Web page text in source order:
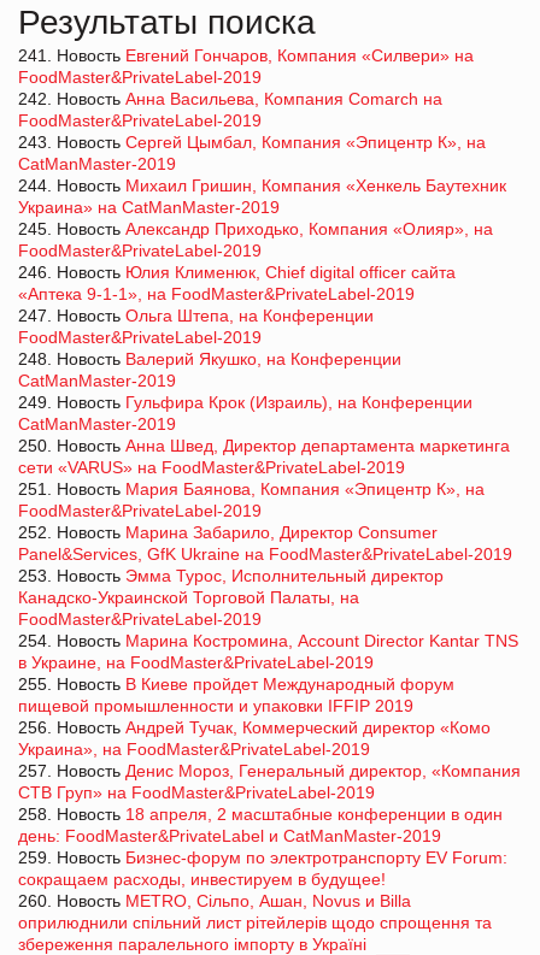
Результаты поиска
241. Новость Евгений Гончаров, Компания «Силвери» на
FoodMaster&PrivateLabel-2019
242. Новость Анна Васильева, Компания Comarch на
FoodMaster&PrivateLabel-2019
243. Новость Сергей Цымбал, Компания «Эпицентр К», на
CatManMaster-2019
244. Новость Михаил Гришин, Компания «Хенкель Баутехник
Украина» на CatManMaster-2019
245. Новость Александр Приходько, Компания «Олияр», на
FoodMaster&PrivateLabel-2019
246. Новость Юлия Клименюк, Chief digital officer сайта
«Аптека 9-1-1», на FoodMaster&PrivateLabel-2019
247. Новость Ольга Штепа, на Конференции
FoodMaster&PrivateLabel-2019
248. Новость Валерий Якушко, на Конференции
CatManMaster-2019
249. Новость Гульфира Крок (Израиль), на Конференции
CatManMaster-2019
250. Новость Анна Швед, Директор департамента маркетинга
сети «VARUS» на FoodMaster&PrivateLabel-2019
251. Новость Мария Баянова, Компания «Эпицентр К», на
FoodMaster&PrivateLabel-2019
252. Новость Марина Забарило, Директор Consumer
Panel&Services, GfK Ukraine на FoodMaster&PrivateLabel-2019
253. Новость Эмма Турос, Исполнительный директор
Канадско-Украинской Торговой Палаты, на
FoodMaster&PrivateLabel-2019
254. Новость Марина Костромина, Account Director Kantar TNS
в Украине, на FoodMaster&PrivateLabel-2019
255. Новость В Киеве пройдет Международный форум
пищевой промышленности и упаковки IFFIP 2019
256. Новость Андрей Тучак, Коммерческий директор «Комо
Украина», на FoodMaster&PrivateLabel-2019
257. Новость Денис Мороз, Генеральный директор, «Компания
СТВ Груп» на FoodMaster&PrivateLabel-2019
258. Новость 18 апреля, 2 масштабные конференции в один
день: FoodMaster&PrivateLabel и CatManMaster-2019
259. Новость Бизнес-форум по электротранспорту EV Forum:
сокращаем расходы, инвестируем в будущее!
260. Новость METRO, Сiльпо, Ашан, Novus и Billa
оприлюднили спільний лист рітейлерів щодо спрощення та
збереження паралельного імпорту в Україні